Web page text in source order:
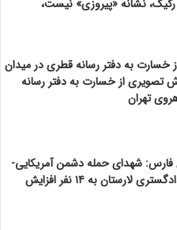
نشانه «پیروزی» نیست،
خسارت به دفتر رسانه قطری در میدان
تصویری از خسارت به دفتر رسانه
تهران
شهدای حمله دشمن آمریکایی-
صهیونیستی به دادگستری لارستان به ۱۴ نفر افزایش